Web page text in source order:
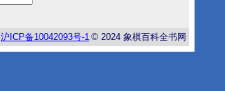
沪 ICP备10042093号-1 © 2024 象棋百科全书网